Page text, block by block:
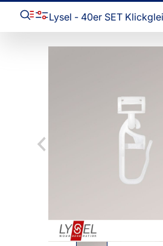
Lysel - 40er SET